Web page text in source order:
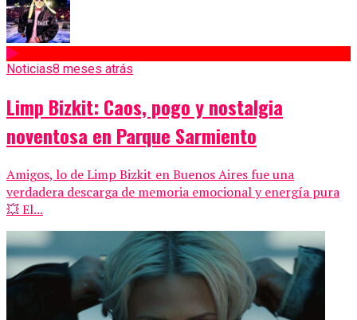
Noticias8 meses atrás
Limp Bizkit: Caos, pogo y nostalgia
noventosa en Parque Sarmiento
Amigos, lo de Limp Bizkit en Buenos Aires fue una
verdadera descarga de memoria emocional y energía pura
💥 El...